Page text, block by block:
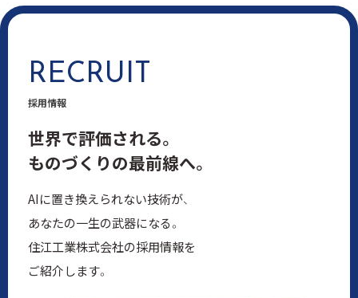
RECRUIT
採用情報
世界で評価される。
ものづくりの最前線へ。
AIに置き換えられない技術が、
あなたの一生の武器になる。
住江工業株式会社の採用情報を
ご紹介します。